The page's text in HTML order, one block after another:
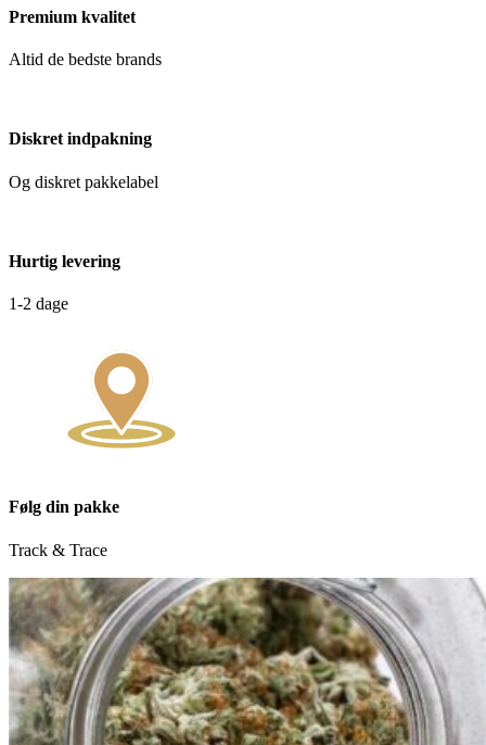
Premium kvalitet
Altid de bedste brands
Diskret indpakning
Og diskret pakkelabel
Hurtig levering
1-2 dage
Følg din pakke
Track & Trace